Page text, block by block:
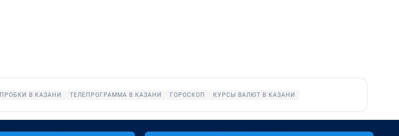
ПРОБКИ В КАЗАНИ ТЕЛЕПРОГРАММА В КАЗАНИ ГОРОСКОП КУРСЫ ВАЛЮТ В КАЗАНИ